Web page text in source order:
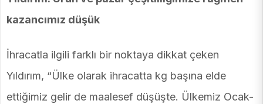
kazancımız düşük
İhracatla ilgili farklı bir noktaya dikkat çeken
Yıldırım, “Ülke olarak ihracatta kg başına elde
ettiğimiz gelir de maalesef düşüşte. Ülkemiz Ocak-